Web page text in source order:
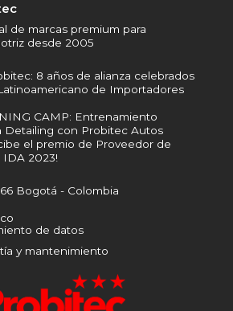
de marcas premium para
desde 2005
8 años de alianza celebrados
de Importadores
CAMP: Entrenamiento
Detailing con Probitec Autos
el premio de Proveedor de
2023!
Bogotá - Colombia
de datos
y mantenimiento